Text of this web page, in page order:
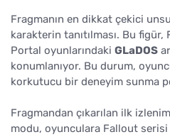
Fragmanın en dikkat çekici
karakterin tanıtılması. Bu figür,
Portal oyunlarındaki GLaDOS
konumlanıyor. Bu durum,
korkutucu bir deneyim sunma
Fragmandan çıkarılan ilk
modu, oyunculara Fallout